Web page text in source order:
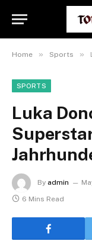
Home » Sports »
SPORTS
Luka
By admin
6 Mins Read